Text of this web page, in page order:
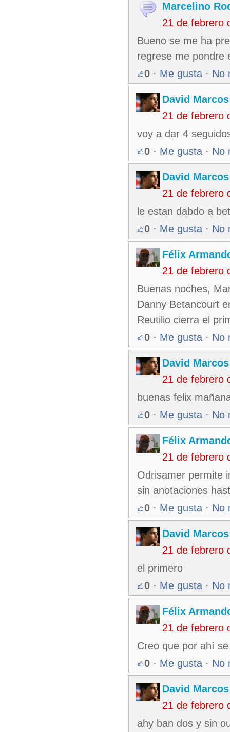
Marcelino
21 de febrero
Bueno se me ha
regrese me pondre
0 · Me gusta · No
David Marcos
21 de febrero
voy a dar 4
0 · Me gusta · No
David Marcos
21 de febrero
le estan dabdo a
0 · Me gusta · No
Félix
21 de febrero
Buenas noches,
Danny Betancourt
Reutilio cierra el
0 · Me gusta · No
David Marcos
21 de febrero
buenas felix
0 · Me gusta · No
Félix
21 de febrero
Odrisamer permite
sin anotaciones
0 · Me gusta · No
David Marcos
21 de febrero
el primero
0 · Me gusta · No
Félix
21 de febrero
Creo que por ahí
0 · Me gusta · No
David Marcos
21 de febrero
ahy ban dos y sin